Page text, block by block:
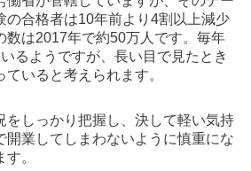
の合格者は10年前より4割以上減少
数は2017年で約50万人です。毎年
るようですが、長い目で見たとき
いると考えられます。
をしっかり把握し、決して軽い気持
開業してしまわないように慎重にな
。